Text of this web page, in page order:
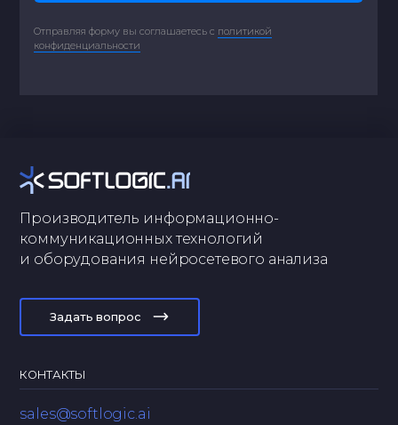
Отправляя форму вы соглашаетесь с политикой
конфиденциальности
Производитель информационно-
коммуникационных технологий
и оборудования нейросетевого анализа
Задать вопрос
КОНТАКТЫ
sales@softlogic.ai